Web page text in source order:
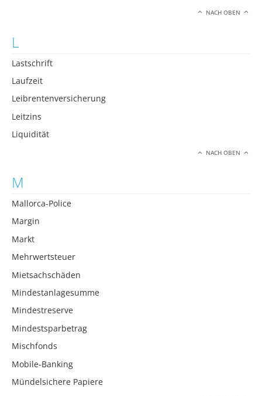
NACH OBEN
L
Lastschrift
Laufzeit
Leibrentenversicherung
Leitzins
Liquidität
NACH OBEN
M
Mallorca-Police
Margin
Markt
Mehrwertsteuer
Mietsachschäden
Mindestanlagesumme
Mindestreserve
Mindestsparbetrag
Mischfonds
Mobile-Banking
Mündelsichere Papiere